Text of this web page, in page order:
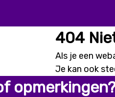
404
Als je een
Je kan ook